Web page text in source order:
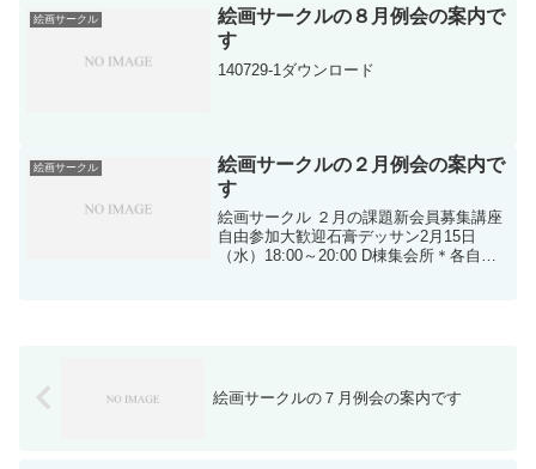
～ 各自出品作品、額装のうえ
持参 ...
絵画サークル
絵画サークルの８月例会の案内で
す
140729-1ダウンロード
絵画サークル
絵画サークルの２月例会の案内で
す
絵画サークル ２月の課題新会員募集講座
自由参加大歓迎石膏デッサン2月15日
（水）18:00～20:00 D棟集会所＊各自用
絵画サークルの７月例会の案内です